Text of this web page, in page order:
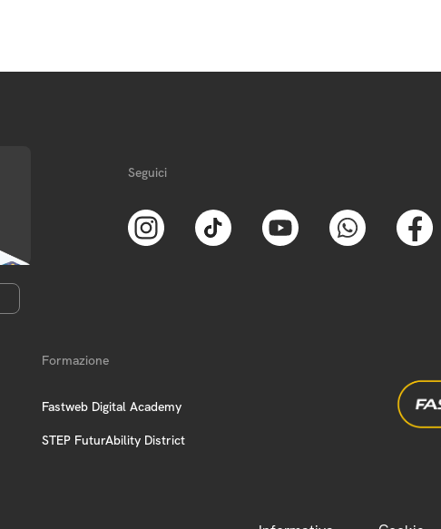
Seguici
Formazione
Fastweb Digital Academy
STEP FuturAbility District